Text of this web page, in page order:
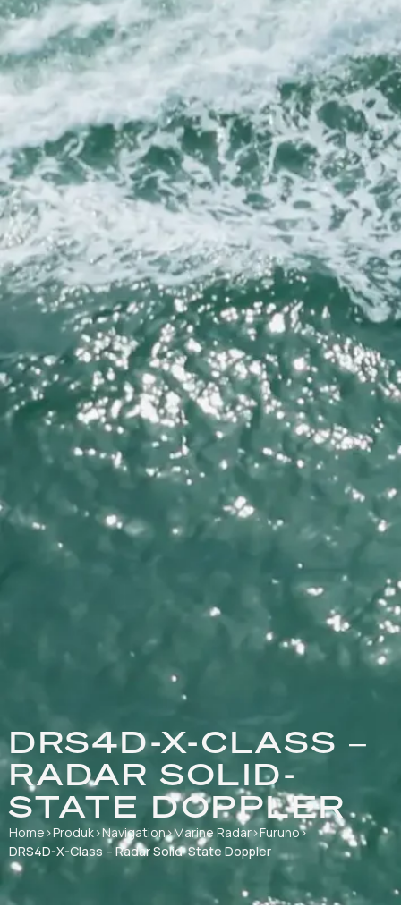
DRS4D-X-CLASS –
RADAR SOLID-
STATE DOPPLER
Home›Produk›Navigation›Marine Radar›Furuno›
DRS4D-X-Class – Radar Solid-State Doppler